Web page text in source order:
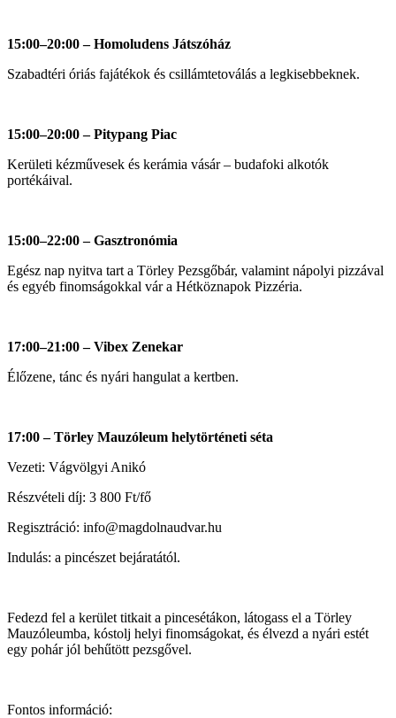
15:00–20:00 – Homoludens Játszóház
Szabadtéri óriás fajátékok és csillámtetoválás a legkisebbeknek.
15:00–20:00 – Pitypang Piac
Kerületi kézművesek és kerámia vásár – budafoki alkotók
portékáival.
15:00–22:00 – Gasztronómia
Egész nap nyitva tart a Törley Pezsgőbár, valamint nápolyi pizzával
és egyéb finomságokkal vár a Hétköznapok Pizzéria.
17:00–21:00 – Vibex Zenekar
Élőzene, tánc és nyári hangulat a kertben.
17:00 – Törley Mauzóleum helytörténeti séta
Vezeti: Vágvölgyi Anikó
Részvételi díj: 3 800 Ft/fő
Regisztráció: info@magdolnaudvar.hu
Indulás: a pincészet bejáratától.
Fedezd fel a kerület titkait a pincesétákon, látogass el a Törley
Mauzóleumba, kóstolj helyi finomságokat, és élvezd a nyári estét
egy pohár jól behűtött pezsgővel.
Fontos információ: